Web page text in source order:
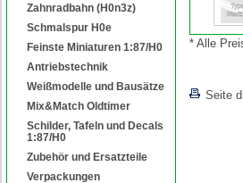
Zahnradbahn (H0n3z)
Schmalspur H0e
Feinste Miniaturen 1:87/H0
Antriebstechnik
Weißmodelle und Bausätze
Mix&Match Oldtimer
Schilder, Tafeln und Decals
1:87/H0
Zubehör und Ersatzteile
Verpackungen
* Alle
Seite